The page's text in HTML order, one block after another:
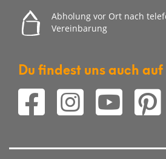
Abholung vor Ort nach
Vereinbarung
Du findest uns auch auf